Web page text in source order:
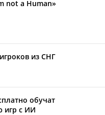
not a Human»
из СНГ
обучат
игр с ИИ